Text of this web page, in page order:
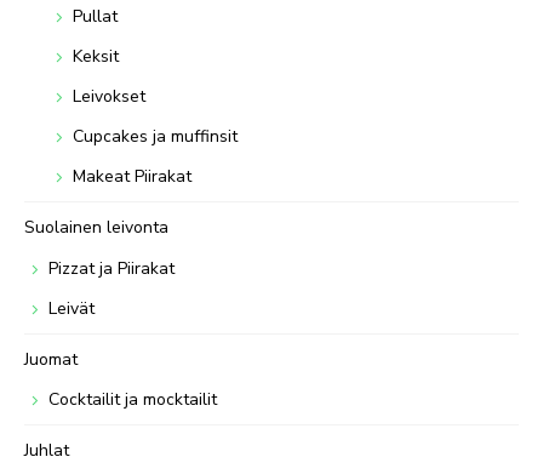
Pullat
Keksit
Leivokset
Cupcakes ja muffinsit
Makeat Piirakat
Suolainen leivonta
Pizzat ja Piirakat
Leivät
Juomat
Cocktailit ja mocktailit
Juhlat